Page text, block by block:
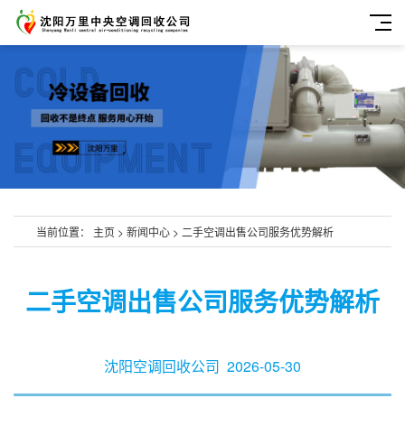
当前位置： 主页 > 新闻中心 > 二手空调出售公司服务优势解析
二手空调出售公司服务优势解析
沈阳空调回收公司 2026-05-30